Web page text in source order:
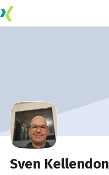
Sven